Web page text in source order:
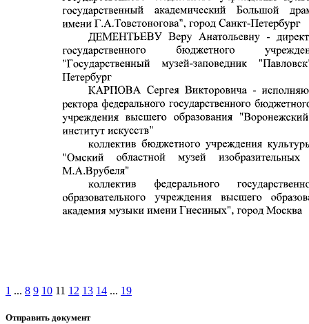
1 ... 8 9 10 11 12 13 14 ... 19
Отправить документ